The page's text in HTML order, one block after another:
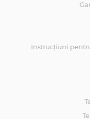
Instrucțiuni